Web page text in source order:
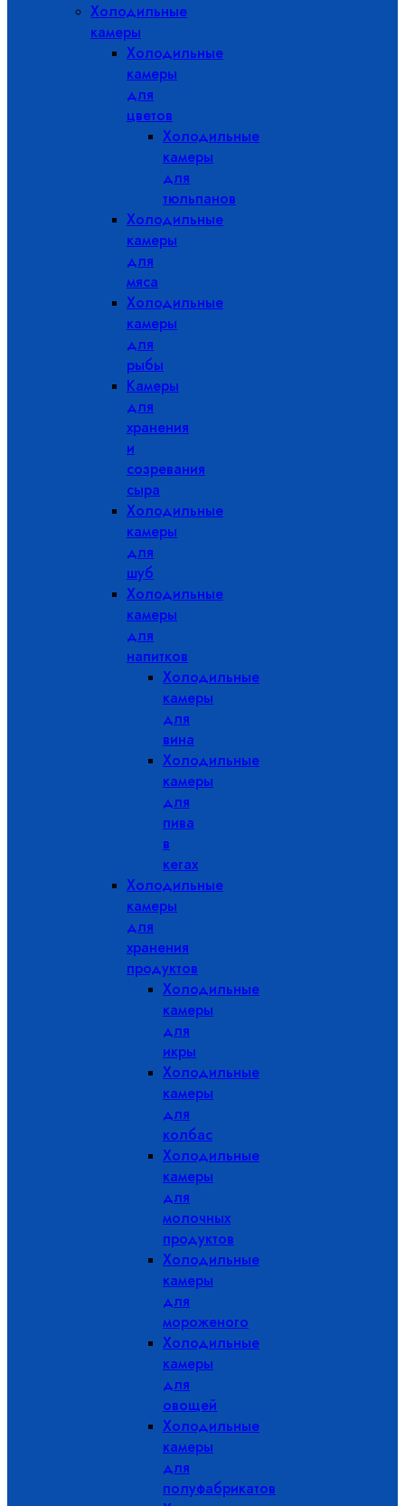
Холодильные
камеры
Холодильные
камеры
для
цветов
Холодильные
камеры
для
тюльпанов
Холодильные
камеры
для
мяса
Холодильные
камеры
для
рыбы
Камеры
для
хранения
и
созревания
сыра
Холодильные
камеры
для
шуб
Холодильные
камеры
для
напитков
Холодильные
камеры
для
вина
Холодильные
камеры
для
пива
в
кегах
Холодильные
камеры
для
хранения
продуктов
Холодильные
камеры
для
икры
Холодильные
камеры
для
колбас
Холодильные
камеры
для
молочных
продуктов
Холодильные
камеры
для
мороженого
Холодильные
камеры
для
овощей
Холодильные
камеры
для
полуфабрикатов